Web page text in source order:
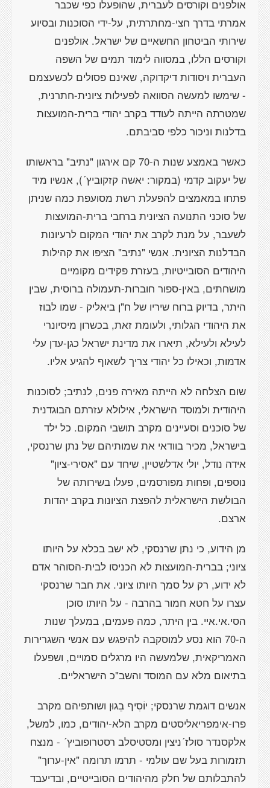
אולפנים וקורסים לעברית, שהופעלו כפי שכבר
אמרתי בדרך חצי-מחתרתית, על-ידי הסוכנות ובסיוע
שירותי הביטחון החשאיים של ישראל. אולפנים
וקורסים הללו, במסווה לימוד תמים של השפה
העברית ויסודות דיקדוקה, שאינם פסולים לכשעצמם
- שימשו למעשה הסוואה לפעילות ציונית-חתרנית,
שמטרתה הייתה לעודד בקרב יהודי ברית-המועצות
בדלנות וניכור כלפי סביבתם.
כאשר באמצע שנות ה-70 קם אירגון "נתיב" בראשותו
של יעקוב קדמי (במקור: יאשה קזקוביץ´), אנשיו מיד
פתחו במאמצים להפעלת רשת מסועפת כמה שניתן
של סוכני התנועה הציונית ברחבי ברית-המועצות
לשעבר, על מנת לקרב את יהודי המקום לרעיונות
הבדלנות הציונית. אנשי "נתיב" הציפו את קהילות
היהודים הסובייטיות, בעזרת פקידים מקומיים
מושחתים, באין-ספור חוברות-תעמולה ברוסית, שבין
היתר, בדיוק ברוח שיריו של ח"ן ביאליק - שמו לבוז
את היהודי הגלותי, ולעומת זאת, בכשרון מיסיונרי
לעילא ולעילא, תיארו את מדינת ישראל כגן-עדן עלי
אדמות, וכאילו כל יהודי צריך לשאוף להגיע אליו.
שום הצלחה לא הייתה מאירה פנים, לנתיב; לסוכנות
היהודית ולמוסד הישראלי, אילולא עזרתם הבוגדנית
של סוכנים וסעיינים מקרב תושבי המקום. כל ילד
בישראל, מכיר בוודאי את שמותיהם של נתן שרנסקי,
אידה נודל, יולי אדלשטיין, שיחד עם "אסירי-ציון"
נוספים, ופחות מפורסמים, פעלו בשירותה של
הבולשת הישראלית להפצת הציונות בקרב יהדות
ארצם.
מן הידוע, כי נתן שרנסקי, לא ישב בכלא על היותו
ציוני; בברית-המועצות לא הכניסו לבית-הסוהר אדם
לא ידוע, רק על סמך היותו ציוני. את חבר שרנסקי
עצרו על חטא חמור בהרבה - על היותו סוכן
הסי.אי.איי. בין היתר, כמה פעמים, במעלך שנות
ה-70 הוא נסע למוסקבה להיפגש עם אנשי השגרירות
האמריקאית, שלמעשה היו מרגלים סמויים, ושפעלו
בתיאום מלא עם המוסד והשב"כ הישראליים.
אנשים דוגמת שרנסקי; יוֹסִיף בֵגוּן ושותפיהם מקרב
פרו-אימפריאליסטים מקרב הלא-יהודים, כמו, למשל,
אלקסנדר סולז´ניצין ומסטיסלב רסטרופוביץ´ - מנצח
תזמורות בעל שם עולמי - תרמו תרומה "אין-ערוך"
להתבלותם של חלק מהיהודים הסובייטיים, ובדיעבד